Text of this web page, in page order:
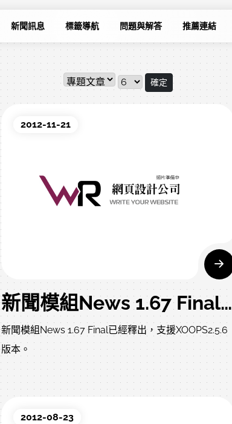
新聞訊息 標籤導航 問題與解答 推薦連結
確定
2012-11-21
新聞模組News 1.67 Final已經釋出，支援XOOPS2.5.6版本。
新聞模組News 1.67 Final已經釋出，支援XOOPS2.5.6
版本。
2012-08-23